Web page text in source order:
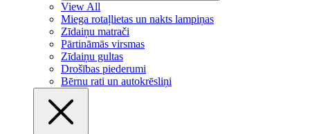
View All
Miega rotaļlietas un nakts lampiņas
Zīdaiņu matrači
Pārtināmās virsmas
Zīdaiņu gultas
Drošības piederumi
Bērnu rati un autokrēsliņi